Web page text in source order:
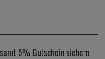
5% Gutschein sichern